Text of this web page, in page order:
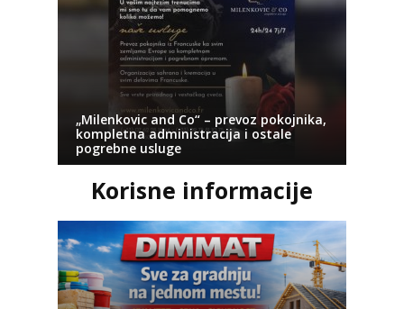
„Milenkovic and Co“ – prevoz pokojnika,
kompletna administracija i ostale
pogrebne usluge
Korisne informacije